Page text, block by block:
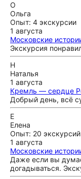
О
Ольга
Опыт: 4 экскурсии
1 августа
Московские
Экскурсия
Н
Наталья
1 августа
Кремль — сердце
Добрый день, всё
Е
Елена
Опыт: 20 экскурсий
1 августа
Московские
Даже если вы
догадываться.